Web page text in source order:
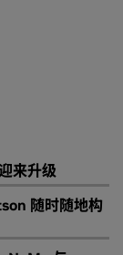
来升级
随时随地构